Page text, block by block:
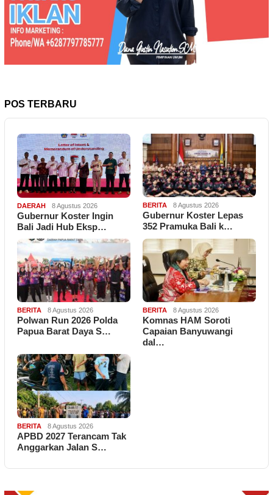
POS TERBARU
DAERAH 8 Agustus 2026
Gubernur Koster Ingin
Bali Jadi Hub Eksp…
BERITA 8 Agustus 2026
Gubernur Koster Lepas
352 Pramuka Bali k…
BERITA 8 Agustus 2026
Polwan Run 2026 Polda
Papua Barat Daya S…
BERITA 8 Agustus 2026
Komnas HAM Soroti
Capaian Banyuwangi
dal…
BERITA 8 Agustus 2026
APBD 2027 Terancam Tak
Anggarkan Jalan S…